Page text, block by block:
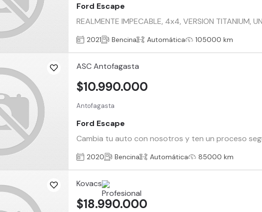
Ford Escape
REALMENTE IMPECABLE, 4x4, VERSION TITANIUM,
2021 Bencina Automática 105000 km
ASC Antofagasta
Antofagasta
Ford Escape
Cambia tu auto con nosotros y ten un proceso
$10.990.000
2020 Bencina Automática 85000 km
Kovacs
$18.990.000